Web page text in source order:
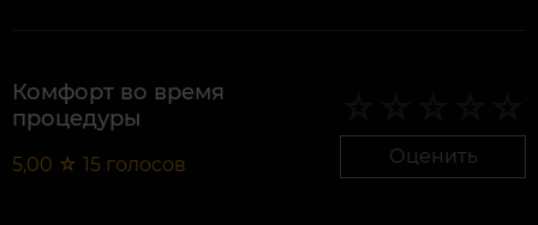
Комфорт во время
процедуры
5,00 ☆ 15 голосов Оценить